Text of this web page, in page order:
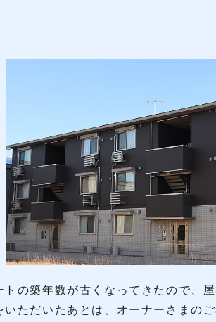
トの築年数が古くなってきたので、
ただいたあとは、オーナーさまの